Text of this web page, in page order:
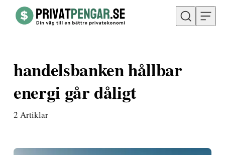
Hoppa till innehåll
handelsbanken hållbar
energi går dåligt
2 Artiklar